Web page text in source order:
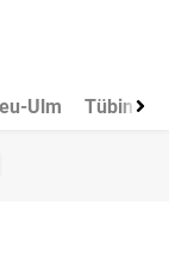
Ulm Tübingen